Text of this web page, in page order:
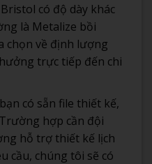
có độ dày khác
là Metalize bồi
chọn về định lượng
trực tiếp đến chi
có sẵn file thiết kế,
hợp cần đội
hỗ trợ thiết kế lịch
cầu, chúng tôi sẽ có